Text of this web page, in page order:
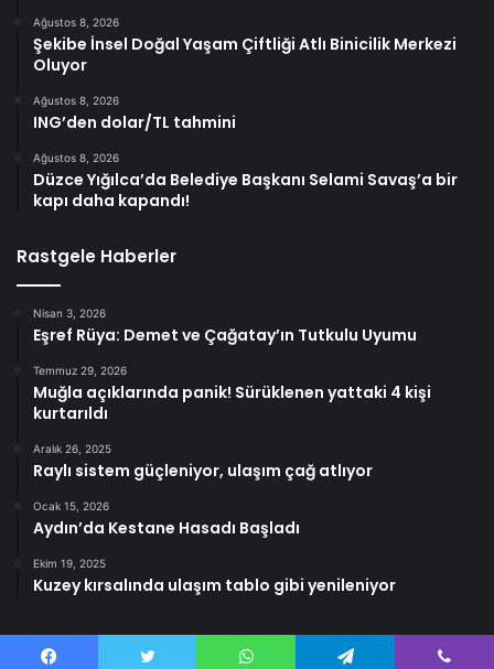
Ağustos 8, 2026
Şekibe İnsel Doğal Yaşam Çiftliği Atlı Binicilik Merkezi
Oluyor
Ağustos 8, 2026
ING’den dolar/TL tahmini
Ağustos 8, 2026
Düzce Yığılca’da Belediye Başkanı Selami Savaş’a bir
kapı daha kapandı!
Rastgele Haberler
Nisan 3, 2026
Eşref Rüya: Demet ve Çağatay’ın Tutkulu Uyumu
Temmuz 29, 2026
Muğla açıklarında panik! Sürüklenen yattaki 4 kişi
kurtarıldı
Aralık 26, 2025
Raylı sistem güçleniyor, ulaşım çağ atlıyor
Ocak 15, 2026
Aydın’da Kestane Hasadı Başladı
Ekim 19, 2025
Kuzey kırsalında ulaşım tablo gibi yenileniyor